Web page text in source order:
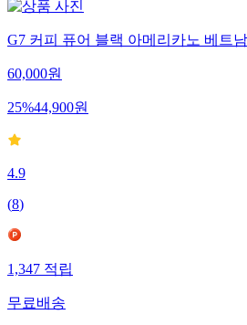
G7 커피 퓨어 블랙 아메리카노 베트
60,000원
25%44,900원
4.9
(8)
1,347적립
무료배송